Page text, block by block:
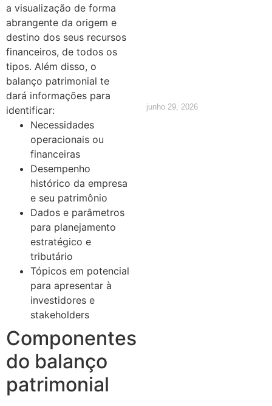
a visualização de forma
abrangente da origem e
destino dos seus recursos
financeiros, de todos os
tipos. Além disso, o
balanço patrimonial te
dará informações para
identificar:
Necessidades
operacionais ou
financeiras
Desempenho
histórico da empresa
e seu patrimônio
Dados e parâmetros
para planejamento
estratégico e
tributário
Tópicos em potencial
para apresentar à
investidores e
stakeholders
Componentes
do balanço
patrimonial
junho 29, 2026